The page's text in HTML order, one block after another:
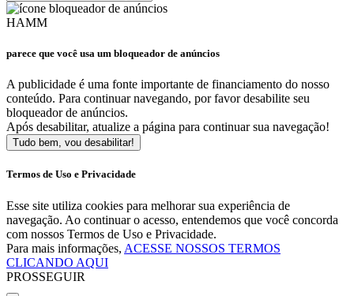
HAMM
parece que você usa um bloqueador de anúncios
A publicidade é uma fonte importante de financiamento do nosso
conteúdo. Para continuar navegando, por favor desabilite seu
bloqueador de anúncios.
Após desabilitar, atualize a página para continuar sua navegação!
Tudo bem, vou desabilitar!
Termos de Uso e Privacidade
Esse site utiliza cookies para melhorar sua experiência de
navegação. Ao continuar o acesso, entendemos que você concorda
com nossos Termos de Uso e Privacidade.
Para mais informações, ACESSE NOSSOS TERMOS
CLICANDO AQUI
PROSSEGUIR